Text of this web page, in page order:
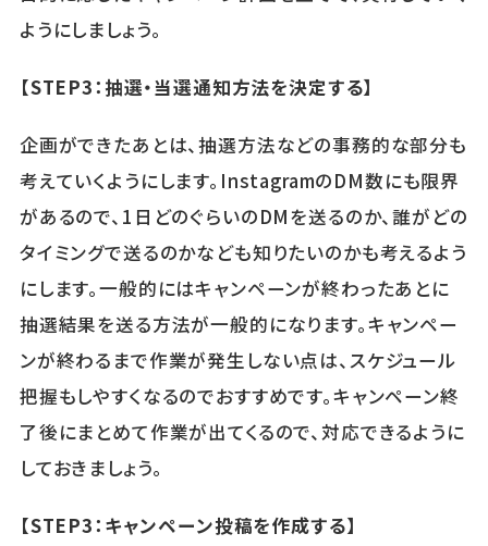
ようにしましょう。
【STEP3：抽選・当選通知方法を決定する】
企画ができたあとは、抽選方法などの事務的な部分も
考えていくようにします。InstagramのDM数にも限界
があるので、1日どのぐらいのDMを送るのか、誰がどの
タイミングで送るのかなども知りたいのかも考えるよう
にします。一般的にはキャンペーンが終わったあとに
抽選結果を送る方法が一般的になります。キャンペー
ンが終わるまで作業が発生しない点は、スケジュール
把握もしやすくなるのでおすすめです。キャンペーン終
了後にまとめて作業が出てくるので、対応できるように
しておきましょう。
【STEP3：キャンペーン投稿を作成する】